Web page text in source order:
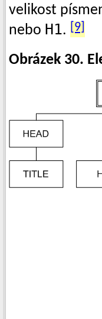
velikost
nebo H1. [9]
Obrázek 30.